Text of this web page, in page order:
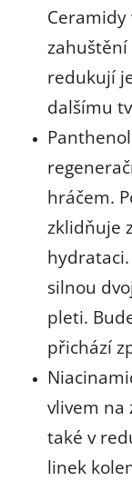
Ceramidy
zahuštění
redukují
dalšímu
hráčem.
zklidňuje
silnou
pleti.
přichází
vlivem na
také v
linek